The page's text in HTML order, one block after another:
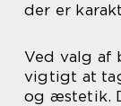
der er
Ved valg af
vigtigt at
og æstetik.